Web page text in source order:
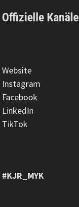
Offizielle Kanäle
Website
Instagram
Facebook
LinkedIn
TikTok
#KJR_MYK